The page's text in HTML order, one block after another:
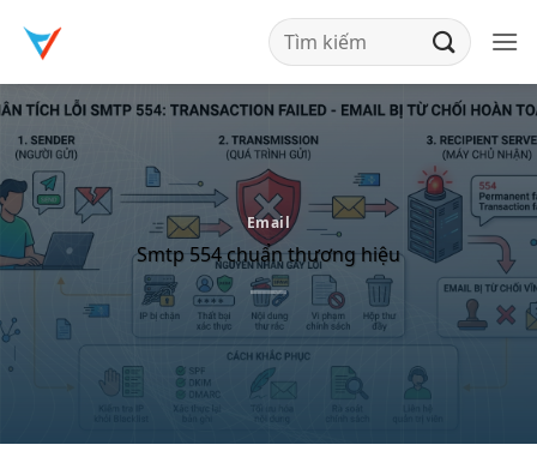
qua
nội
dung
Email
Smtp 554 chuẩn thương hiệu